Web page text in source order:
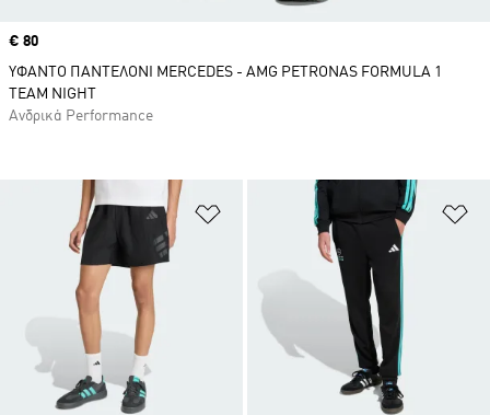
Προσθήκη στη Λίστα Επιθυμιών
Price
€ 80
ΥΦΑΝΤΟ ΠΑΝΤΕΛΟΝΙ MERCEDES - AMG PETRONAS FORMULA 1
TEAM NIGHT
Ανδρικά Performance